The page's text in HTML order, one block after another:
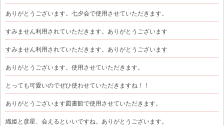
ありがとうございます。七夕会で使用させていただきます。
すみません利用されていただきます。ありがとうございます
すみません利用されていただきます。ありがとうございます
ありがとうございます。使用させていただきます。
とっても可愛いのでぜひ使わせていただきますね！！
ありがとうございます図書館で使用させていただきます。
織姫と彦星、会えるといいですね。ありがとうございます。